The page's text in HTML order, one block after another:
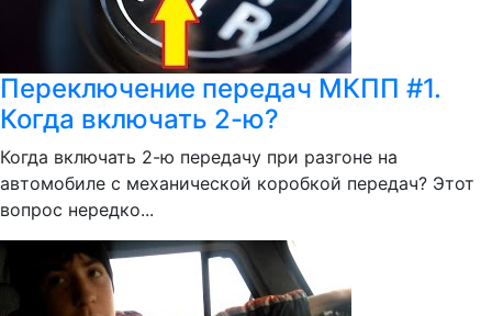
Переключение передач МКПП #1.
Когда включать 2-ю?
Когда включать 2-ю передачу при разгоне на
автомобиле с механической коробкой передач? Этот
вопрос нередко...